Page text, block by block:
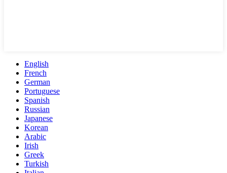
English
French
German
Portuguese
Spanish
Russian
Japanese
Korean
Arabic
Irish
Greek
Turkish